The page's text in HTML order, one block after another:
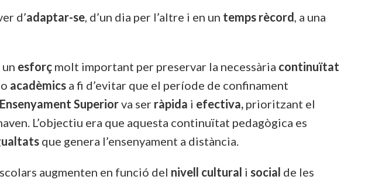
d’adaptar-se, d’un dia per l’altre i en un temps rècord, a una
esforç molt important per preservar la necessària continuïtat
o acadèmics a fi d’evitar que el període de confinament
Superiorva ser ràpida i efectiva, prioritzant el
L’objectiu era que aquesta continuïtat pedagògica es
que genera l’ensenyament a distància.
augmenten en funció del nivell cultural i social de les